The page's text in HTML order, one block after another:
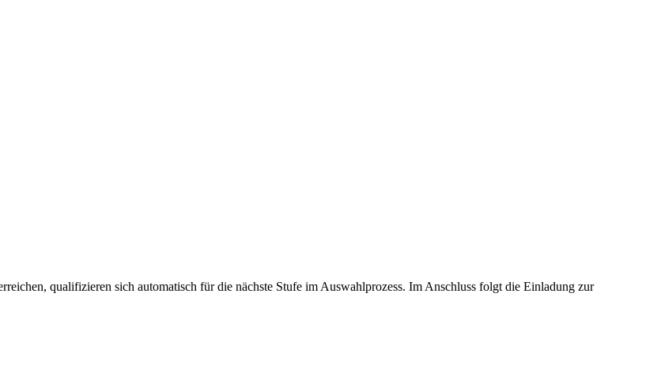
qualifizieren sich automatisch für die nächste Stufe im Auswahlprozess. Im Anschluss folgt die Einladung zur